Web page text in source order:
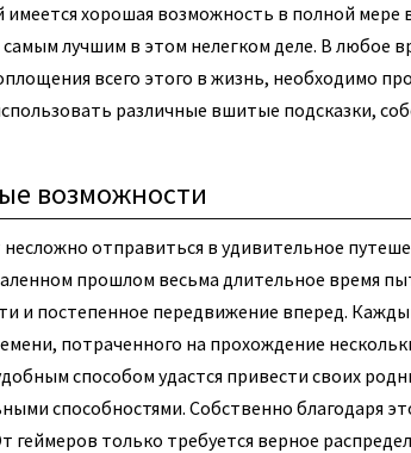
имеется хорошая возможность в полной
самым лучшим в этом нелегком деле. В
всего этого в жизнь, необходимо
различные вшитые подсказки,
возможности
отправиться в удивительное
прошлом весьма длительное время
и постепенное передвижение вперед.
потраченного на прохождение
способом удастся привести своих
способностями. Собственно благодаря
геймеров только требуется верное